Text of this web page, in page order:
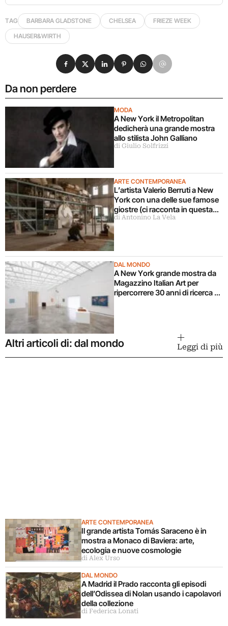
TAG BARBARA GLADSTONE CHELSEA
FRIEZE WEEK
HAUSER&WIRTH
Da non perdere
MODA
A New York il Metropolitan
dedicherà una grande mostra
allo stilista John Galliano
di Giulio Solfrizzi
ARTE CONTEMPORANEA
L’artista Valerio Berruti a New
York con una delle sue famose
giostre (ci racconta in questa
intervista)
di Antonino La Vela
DAL MONDO
A New York grande mostra da
Magazzino Italian Art per
ripercorrere 30 anni di ricerca di
Condividi su Facebook
Condividi su X
Condividi su LinkedIn
Condividi su Pinterest
Condividi su WhatsApp
Condividi su Email
Altri articoli di: dal mondo Leggi di più
ARTE CONTEMPORANEA
Il grande artista Tomás Saraceno è in
mostra a Monaco di Baviera: arte,
ecologia e nuove cosmologie
di Alex Urso
DAL MONDO
A Madrid il Prado racconta gli episodi
dell’Odissea di Nolan usando i capolavori
della collezione
di Federica Lonati